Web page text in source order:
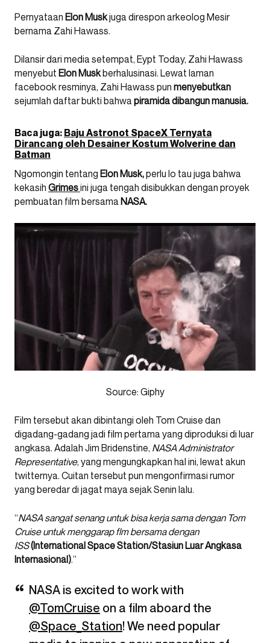
Pernyataan Elon Muskjuga direspon arkeolog Mesir
bernama Zahi Hawass.
Dilansir dari media setempat, Eypt Today, Zahi Hawass
menyebut Elon Muskberhalusinasi. Lewat laman
facebook resminya, Zahi Hawass pun menyebutkan
sejumlah daftar bukti bahwapiramida dibangun manusia.
Baca juga: Baju Astronot SpaceX Ternyata
Dirancang oleh Desainer Kostum Wolverine dan
Batman
Ngomongin tentang Elon Musk,perlu lo tau juga bahwa
kekasih Grimesini juga tengah disibukkan dengan proyek
pembuatan film bersama NASA.
Source: Giphy
Film tersebut akan dibintangi oleh Tom Cruise dan
digadang-gadang jadi film pertama yang diproduksi di luar
angkasa. Adalah Jim Bridenstine, NASA Administrator
Representative, yang mengungkapkan hal ini, lewat akun
twitternya. Cuitan tersebut pun mengonfirmasi rumor
yang beredar di jagat maya sejak Senin lalu.
“NASA sangat senang untuk bisa kerja sama dengan Tom
Cruise untuk menggarap flm bersama dengan
ISS(International Space Station/Stasiun Luar Angkasa
Internasional).”
NASA is excited to work with
@TomCruise on a film aboard the
@Space_Station! We need popular